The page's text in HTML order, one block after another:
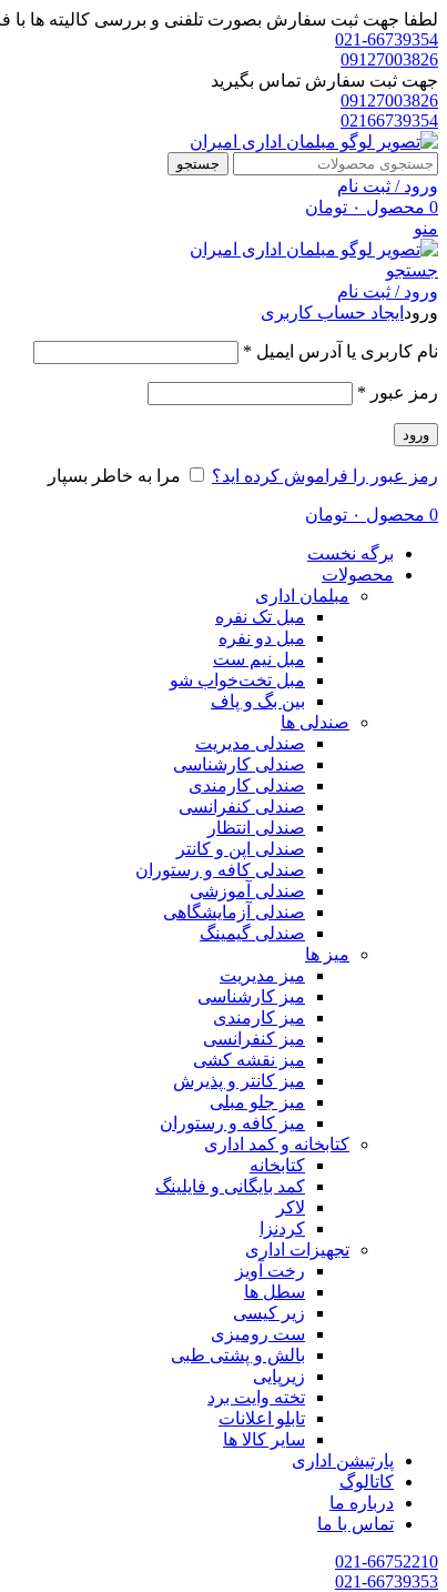
لطفا جهت ثبت سفارش بصورت تلفنی و بررسی کالیته ها با
021-66739354
09127003826
جهت ثبت سفارش تماس بگیرید
09127003826
02166739354
جستجو
ورود / ثبت نام
0 محصول ۰ تومان
منو
جستجو
ورود / ثبت نام
ورود ایجاد حساب کاربری
نام کاربری یا آدرس ایمیل *
رمز عبور *
ورود
رمز عبور را فراموش کرده اید؟ مرا به خاطر بسپار
0 محصول ۰ تومان
برگه نخست
محصولات
مبلمان اداری
مبل تک نفره
مبل دو نفره
مبل نیم ست
مبل تخت‌خواب شو
بین بگ و پاف
صندلی ها
صندلی مدیریت
صندلی کارشناسی
صندلی کارمندی
صندلی کنفرانسی
صندلی انتظار
صندلی اپن و کانتر
صندلی کافه و رستوران
صندلی آموزشی
صندلی آزمایشگاهی
صندلی گیمینگ
میز ها
میز مدیریت
میز کارشناسی
میز کارمندی
میز کنفرانسی
میز نقشه کشی
میز کانتر و پذیرش
میز جلو مبلی
میز کافه و رستوران
کتابخانه و کمد اداری
کتابخانه
کمد بایگانی و فایلینگ
لاکر
کردنزا
تجهیزات اداری
رخت آویز
سطل ها
زیر کیسی
ست رومیزی
بالش و پشتی طبی
زیرپایی
تخته وایت برد
تابلو اعلانات
سایر کالا ها
پارتیشن اداری
کاتالوگ
درباره ما
تماس با ما
021-66752210
021-66739353